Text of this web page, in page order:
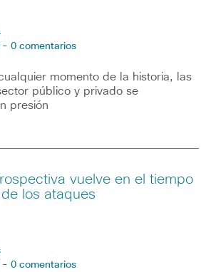
- 0 comentarios
momento de la historia, las
público y privado se
presión
vuelve en el tiempo
los ataques
- 0 comentarios